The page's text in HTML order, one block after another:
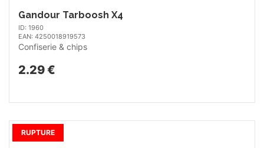
Gandour Tarboosh X4
ID: 1960
EAN: 4250018919573
Confiserie & chips
2.29 €
RUPTURE